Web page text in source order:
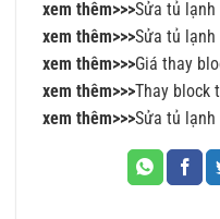
xem thêm>>>Sửa tủ
xem thêm>>>Sửa tủ
xem thêm>>>Giá thay
xem thêm>>>Thay block
xem thêm>>>Sửa tủ